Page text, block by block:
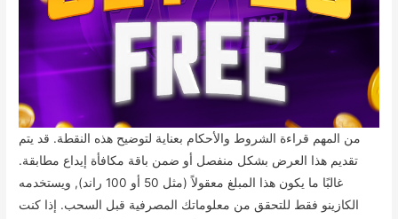
من المهم قراءة الشروط والأحكام بعناية لتوضيح هذه النقطة. قد يتم
تقديم هذا العرض بشكل منفصل أو ضمن باقة مكافأة إيداع مطابقة.
غالبًا ما يكون هذا المبلغ معقولاً (مثل 50 أو 100 راند), ويستخدمه
الكازينو فقط للتحقق من معلوماتك المصرفية قبل السحب. إذا كنت